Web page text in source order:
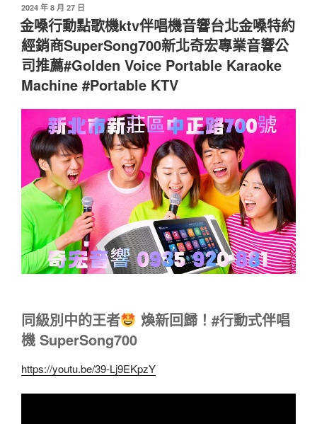
發
佈
於
2024 年 8 月 27 日
金嗓行動點歌機ktv伴唱機音響台北金嗓特約
經銷商SuperSong700新北奇宏專業音響公
司推薦#Golden Voice Portable Karaoke
Machine #Portable KTV
同級別中的王者
煥新回歸！#行動式伴唱
機 SuperSong700
https://youtu.be/39-Lj9EKpzY